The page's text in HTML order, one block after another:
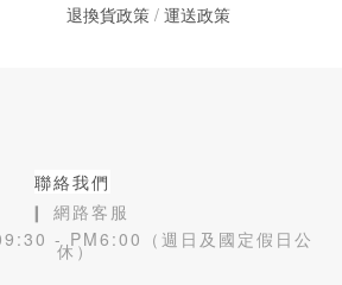
退換貨政策/ 運送政策
聯絡我們
❙ 網路客服
- PM6:00（週日及國定假日公
休）